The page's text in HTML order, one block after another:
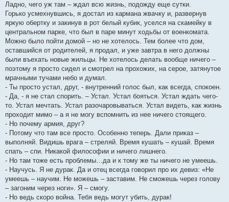
Ладно, чего уж там – ждал всю жизнь, подожду еще сутки.
Горько усмехнувшись, я достал из кармана жвачку и, развернув
яркую обертку и закинув в рот белый кубик, уселся на скамейку в
центральном парке, что был в паре минут ходьбы от военкомата.
Можно было пойти домой – но не хотелось. Тем более что дом,
оставшийся от родителей, я продал, и уже завтра в него должны
были въехать новые жильцы. Не хотелось делать вообще ничего –
поэтому я просто сидел и смотрел на прохожих, на серое, затянутое
мрачными тучами небо и думал.
- Ты просто устал, друг, - внутренний голос был, как всегда, спокоен.
- Да, - я не стал спорить. – Устал. Устал бояться. Устал ждать чего-
то. Устал мечтать. Устал разочаровываться. Устал видеть, как жизнь
проходит мимо – а я не могу вспомнить из нее ничего стоящего.
- Но почему армия, друг?
- Потому что там все просто. Особенно теперь. Дали приказ –
выполняй. Видишь врага – стреляй. Время кушать – кушай. Время
спать – спи. Никакой философии и ничего лишнего.
- Но там тоже есть проблемы…да и к тому же ты ничего не умеешь.
- Научусь. Я не дурак. Да и отец всегда говорил про их девиз: «Не
умеешь – научим. Не можешь – заставим. Не сможешь через голову
– загоним через ноги». Я – смогу.
- Но ведь скоро война. Тебя ведь могут убить, дурак!